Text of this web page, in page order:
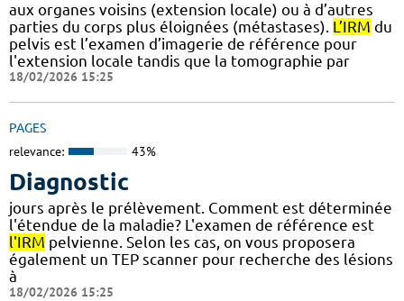
aux organes voisins (extension locale) ou à d’autres
parties du corps plus éloignées (métastases). L’IRM du
pelvis est l’examen d’imagerie de référence pour
l'extension locale tandis que la tomographie par
18/02/2026 15:25
PAGES
relevance: 43%
Diagnostic
jours après le prélèvement. Comment est déterminée
l'étendue de la maladie? L'examen de référence est
l'IRM pelvienne. Selon les cas, on vous proposera
également un TEP scanner pour recherche des lésions
à
18/02/2026 15:25